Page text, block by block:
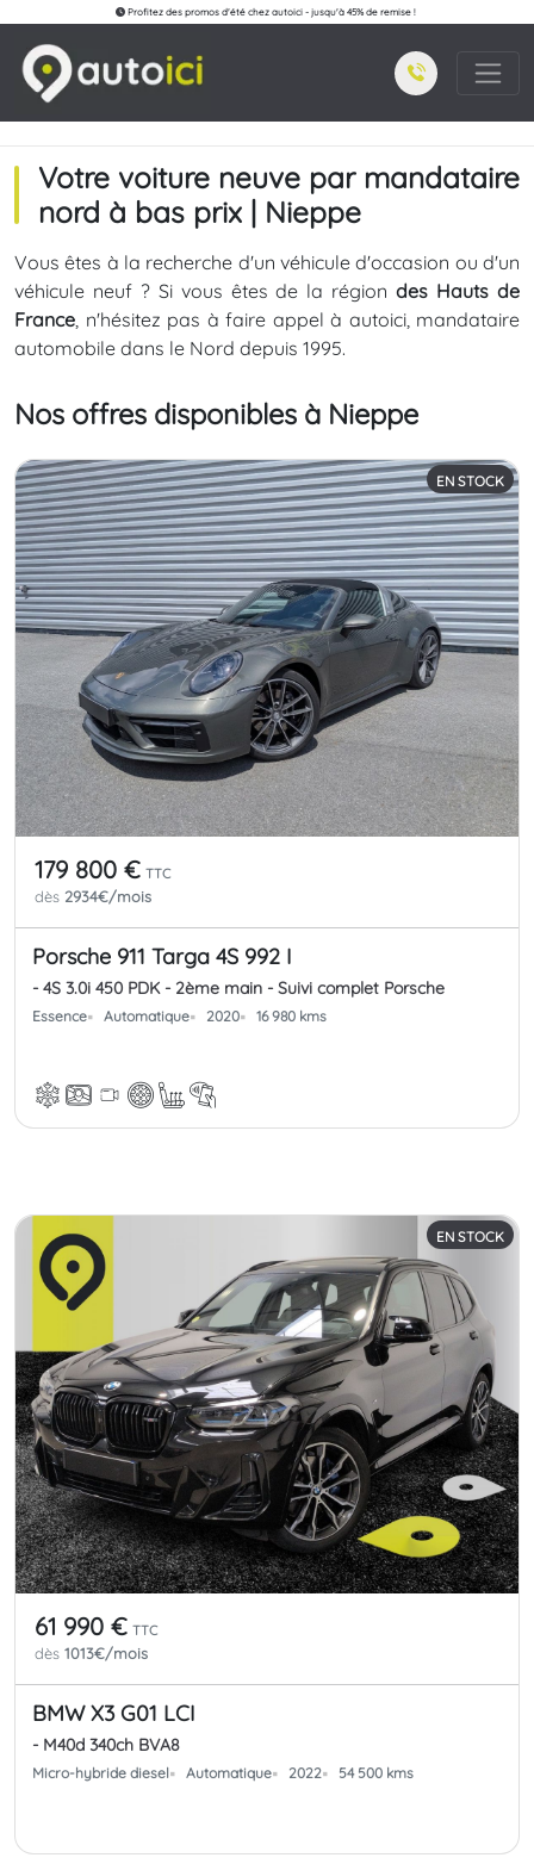
Profitez des promos d'été chez autoici - jusqu'à 45% de remise !
Votre voiture neuve par mandataire
nord à bas prix | Nieppe
Vous êtes à la recherche d'un véhicule d'occasion ou d'un
véhicule neuf ? Si vous êtes de la régiondes Hauts de
France, n'hésitez pas à faire appel à autoici, mandataire
automobile dans le Nord depuis 1995.
Nos offres disponibles à Nieppe
EN STOCK
179 800 € TTC
dès 2934€/mois
Porsche 911 Targa 4S 992 I
- 4S 3.0i 450 PDK - 2ème main - Suivi complet Porsche
Essence Automatique 2020 16 980 kms
EN STOCK
61 990 € TTC
dès 1013€/mois
BMW X3 G01 LCI
- M40d 340ch BVA8
Micro-hybride diesel Automatique 2022 54 500 kms